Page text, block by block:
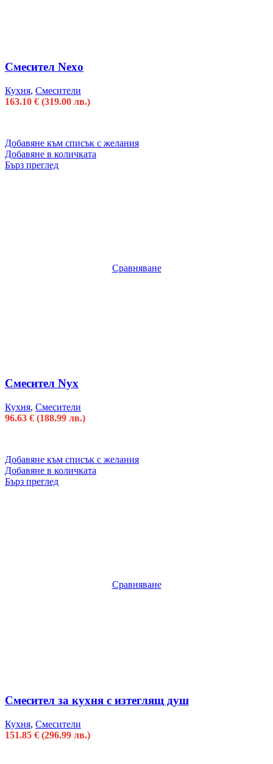
Смесител Nexo
Кухня, Смесители
163.10 € (319.00 лв.)
Добавяне към списък с желания
Добавяне в количката
Бърз преглед
Сравняване
Смесител Nyx
Кухня, Смесители
96.63 € (188.99 лв.)
Добавяне към списък с желания
Добавяне в количката
Бърз преглед
Сравняване
Смесител за кухня с изтеглящ душ
Кухня, Смесители
151.85 € (296.99 лв.)